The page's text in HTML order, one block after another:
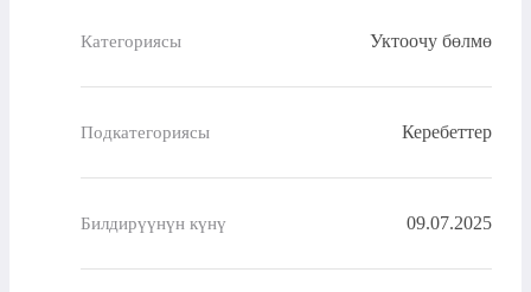
Категориясы Уктоочу бөлмө
Подкатегориясы Керебеттер
Билдирүүнүн күнү 09.07.2025